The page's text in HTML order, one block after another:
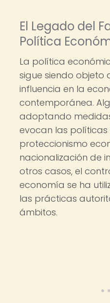
El Legado del
Política
La política
sigue siendo objeto
influencia en la
contemporánea.
adoptando
evocan las
proteccionismo
nacionalización de
otros casos, el
economía se ha
las prácticas
ámbitos.